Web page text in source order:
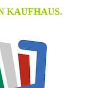
KAUFHAUS.